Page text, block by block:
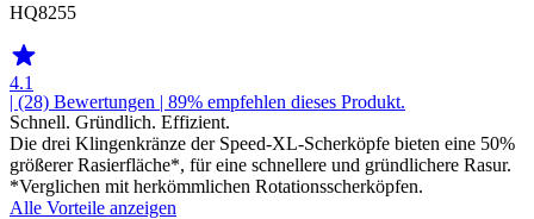
HQ8255
4.1
| (28) Bewertungen | 89% empfehlen dieses Produkt.
Schnell. Gründlich. Effizient.
Die drei Klingenkränze der Speed-XL-Scherköpfe bieten eine 50%
größerer Rasierfläche*, für eine schnellere und gründlichere Rasur.
*Verglichen mit herkömmlichen Rotationsscherköpfen.
Alle Vorteile anzeigen